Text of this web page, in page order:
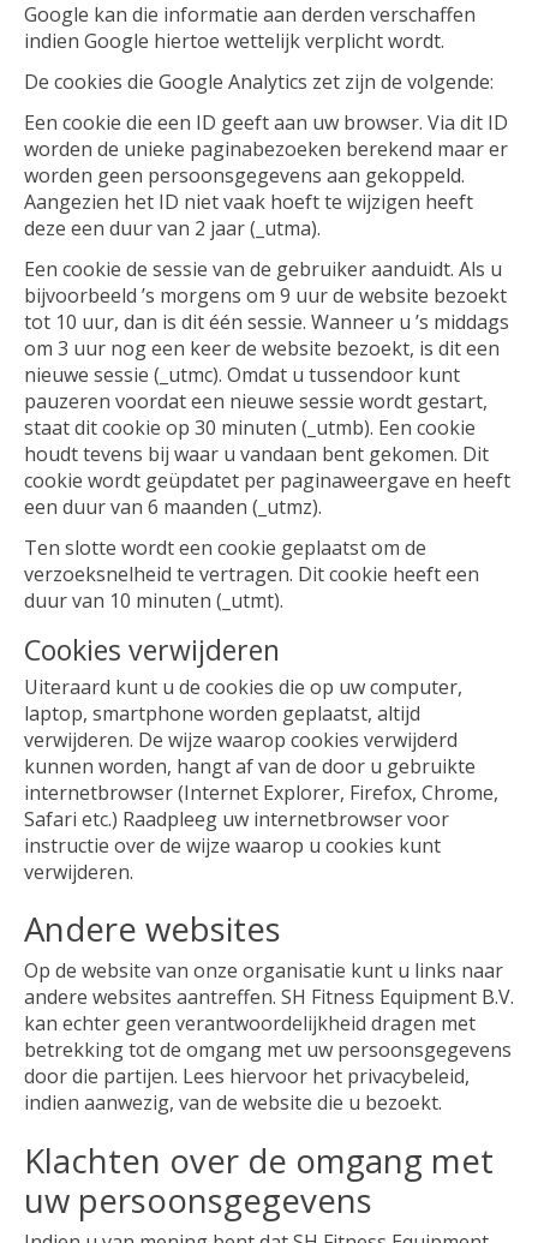
Google kan die informatie aan derden verschaffen
indien Google hiertoe wettelijk verplicht wordt.
De cookies die Google Analytics zet zijn de volgende:
Een cookie die een ID geeft aan uw browser. Via dit ID
worden de unieke paginabezoeken berekend maar er
worden geen persoonsgegevens aan gekoppeld.
Aangezien het ID niet vaak hoeft te wijzigen heeft
deze een duur van 2 jaar (_utma).
Een cookie de sessie van de gebruiker aanduidt. Als u
bijvoorbeeld ’s morgens om 9 uur de website bezoekt
tot 10 uur, dan is dit één sessie. Wanneer u ’s middags
om 3 uur nog een keer de website bezoekt, is dit een
nieuwe sessie (_utmc). Omdat u tussendoor kunt
pauzeren voordat een nieuwe sessie wordt gestart,
staat dit cookie op 30 minuten (_utmb). Een cookie
houdt tevens bij waar u vandaan bent gekomen. Dit
cookie wordt geüpdatet per paginaweergave en heeft
een duur van 6 maanden (_utmz).
Ten slotte wordt een cookie geplaatst om de
verzoeksnelheid te vertragen. Dit cookie heeft een
duur van 10 minuten (_utmt).
Cookies verwijderen
Uiteraard kunt u de cookies die op uw computer,
laptop, smartphone worden geplaatst, altijd
verwijderen. De wijze waarop cookies verwijderd
kunnen worden, hangt af van de door u gebruikte
internetbrowser (Internet Explorer, Firefox, Chrome,
Safari etc.) Raadpleeg uw internetbrowser voor
instructie over de wijze waarop u cookies kunt
verwijderen.
Andere websites
Op de website van onze organisatie kunt u links naar
andere websites aantreffen. SH Fitness Equipment B.V.
kan echter geen verantwoordelijkheid dragen met
betrekking tot de omgang met uw persoonsgegevens
door die partijen. Lees hiervoor het privacybeleid,
indien aanwezig, van de website die u bezoekt.
Klachten over de omgang met
uw persoonsgegevens